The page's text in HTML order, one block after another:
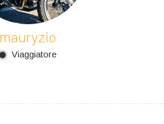
mauryzio
Viaggiatore